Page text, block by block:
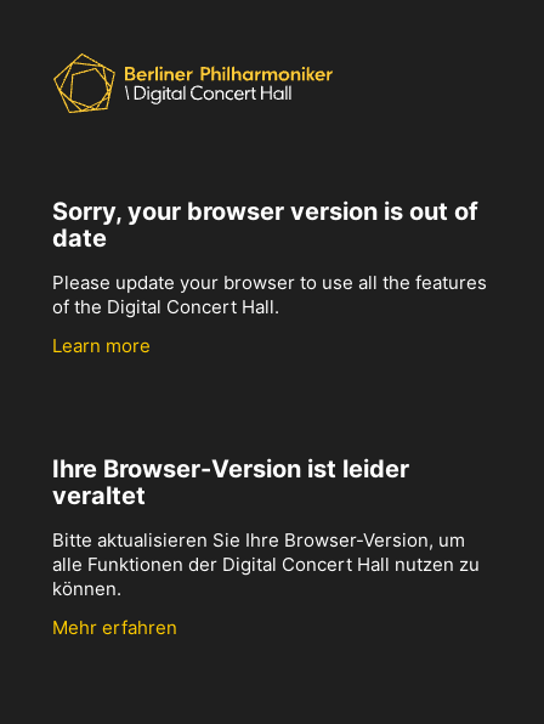
Sorry, your browser version is out of
date
Please update your browser to use all the features
of the Digital Concert Hall.
Learn more
Ihre Browser-Version ist leider
veraltet
Bitte aktualisieren Sie Ihre Browser-Version, um
alle Funktionen der Digital Concert Hall nutzen zu
können.
Mehr erfahren